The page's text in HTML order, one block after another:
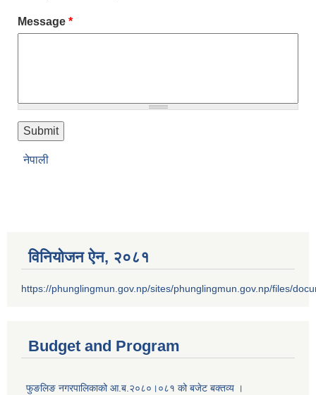
Message *
नेपाली
विनियोजन ऐन‚ २०८१
https://phunglingmun.gov.np/sites/phunglingmun.gov.np/files/
Budget and Program
फुङलिङ नगरपालिकाको आ.ब.२०८०।०८१ को बजेट बक्तव्य ।